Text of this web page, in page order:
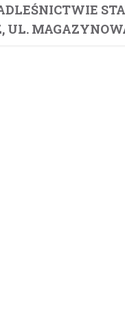
UL.